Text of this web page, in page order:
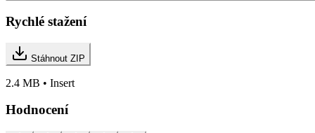
Rychlé stažení
Stáhnout ZIP
2.4 MB • Insert
Hodnocení